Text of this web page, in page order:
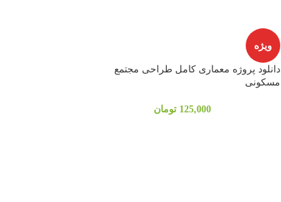
ویژه
دانلود پروژه معماری کامل طراحی مجتمع
مسکونی
125,000 تومان